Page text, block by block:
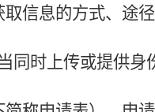
信息的方式、途
同时上传或提供身